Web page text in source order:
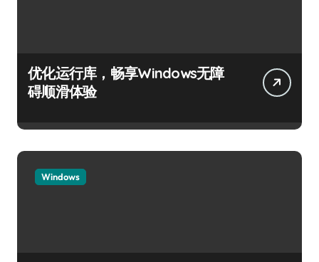
优化运行库，畅享Windows无障
碍顺滑体验
Windows